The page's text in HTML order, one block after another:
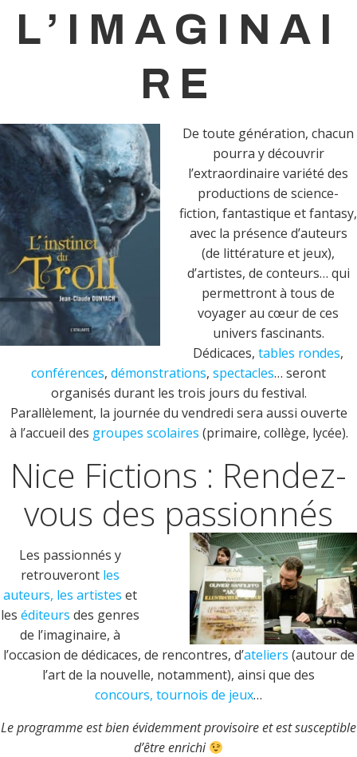
L’IMAGINAI
RE
De toute génération, chacun
pourra y découvrir
l’extraordinaire variété des
productions de science-
fiction, fantastique et fantasy,
avec la présence d’auteurs
(de littérature et jeux),
d’artistes, de conteurs… qui
permettront à tous de
voyager au cœur de ces
univers fascinants.
Dédicaces, tables rondes,
conférences, démonstrations, spectacles… seront
organisés durant les trois jours du festival.
Parallèlement, la journée du vendredi sera aussi ouverte
à l’accueil des groupes scolaires (primaire, collège, lycée).
Nice Fictions : Rendez-
vous des passionnés
Les passionnés y
retrouverontles
auteurs, les artistes et
les éditeurs des genres
de l’imaginaire, à
l’occasion de dédicaces, de rencontres, d’ateliers (autour de
l’art de la nouvelle, notamment), ainsi que des
concours, tournois de jeux…
Le programme est bien évidemment provisoire et est susceptible
d’être enrichi